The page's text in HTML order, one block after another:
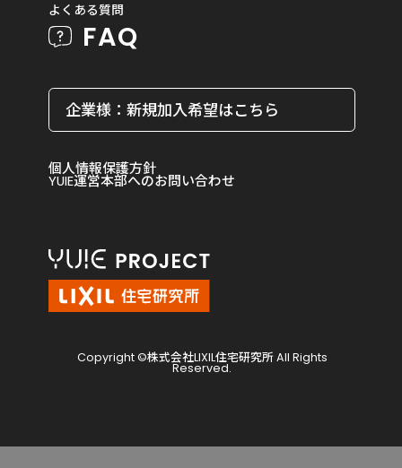
よくある質問
FAQ
企業様：新規加入希望はこちら
個人情報保護方針
YUIE運営本部へのお問い合わせ
Copyright ©株式会社LIXIL住宅研究所 All Rights
Reserved.